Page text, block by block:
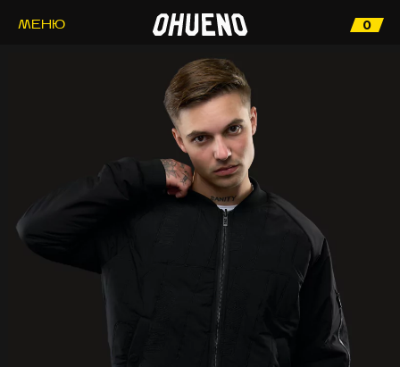
МЕНЮ 0